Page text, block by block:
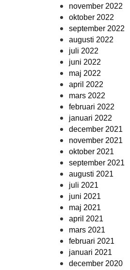
november 2022
oktober 2022
september 2022
augusti 2022
juli 2022
juni 2022
maj 2022
april 2022
mars 2022
februari 2022
januari 2022
december 2021
november 2021
oktober 2021
september 2021
augusti 2021
juli 2021
juni 2021
maj 2021
april 2021
mars 2021
februari 2021
januari 2021
december 2020